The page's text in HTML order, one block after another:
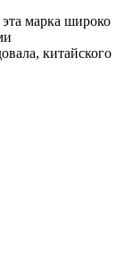
марка широко
китайского